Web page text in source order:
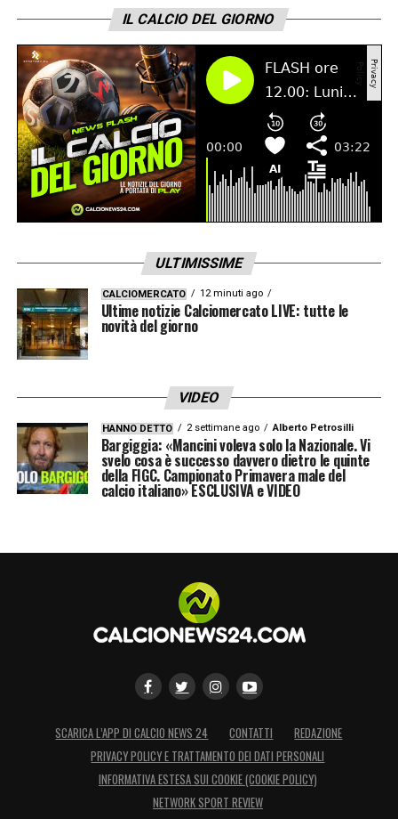
campo. Gli esami diagnostici a cui si
sottoporrà domani potranno stabilire con
esattezza il grado di lesione e fornire
maggiori informazioni sui possibili tempi di
recupero».
LA PLAYLIST DELLE NOSTRE TOP NEWS
IL CALCIO DEL GIORNO
ULTIMISSIME
CALCIOMERCATO 12 minuti ago
Ultime notizie Calciomercato LIVE: tutte le
novità del giorno
VIDEO
HANNO DETTO 2 settimane ago Alberto Petrosilli
Bargiggia: «Mancini voleva solo la Nazionale. Vi
svelo cosa è successo davvero dietro le quinte
della FIGC. Campionato Primavera male del
calcio italiano» ESCLUSIVA e VIDEO
SCARICA L’APP DI CALCIO NEWS 24 CONTATTI
REDAZIONE
PRIVACY POLICY E TRATTAMENTO DEI DATI PERSONALI
INFORMATIVA ESTESA SUI COOKIE (COOKIE POLICY)
NETWORK SPORT REVIEW